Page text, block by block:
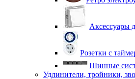
Аксессуары
Розетки с
Шинные
Удлинители, тройники,